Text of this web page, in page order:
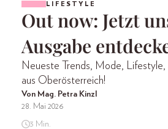
LIFESTYLE
Out now: Jetzt
Ausgabe
Neueste Trends, Mode,
aus Oberösterreich!
Von Mag. Petra Kinzl
28. Mai 2026
3 Min.